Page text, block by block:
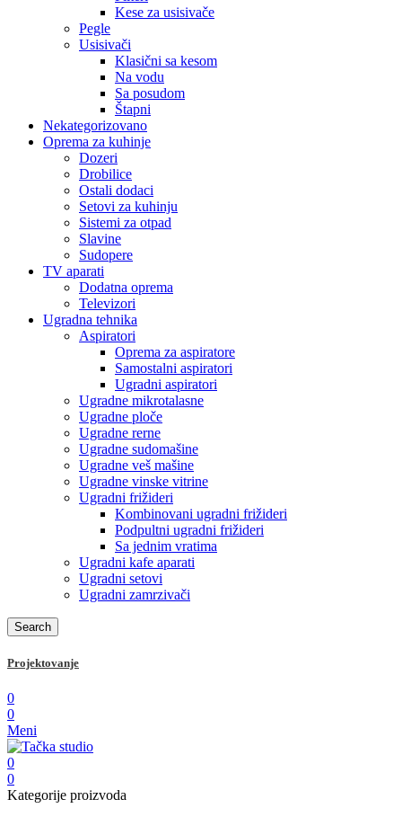
Kese za usisivače
Pegle
Usisivači
Klasični sa kesom
Na vodu
Sa posudom
Štapni
Nekategorizovano
Oprema za kuhinje
Dozeri
Drobilice
Ostali dodaci
Setovi za kuhinju
Sistemi za otpad
Slavine
Sudopere
TV aparati
Dodatna oprema
Televizori
Ugradna tehnika
Aspiratori
Oprema za aspiratore
Samostalni aspiratori
Ugradni aspiratori
Ugradne mikrotalasne
Ugradne ploče
Ugradne rerne
Ugradne sudomašine
Ugradne veš mašine
Ugradne vinske vitrine
Ugradni frižideri
Kombinovani ugradni frižideri
Podpultni ugradni frižideri
Sa jednim vratima
Ugradni kafe aparati
Ugradni setovi
Ugradni zamrzivači
Search
Projektovanje
0
0
Meni
0
0
Kategorije proizvoda